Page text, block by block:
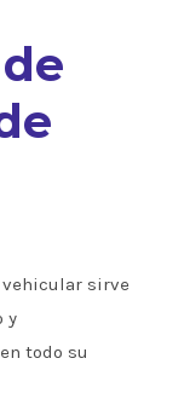
sirve
y
todo su